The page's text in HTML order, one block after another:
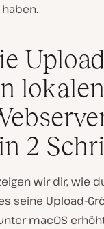
lokalen
2
wir dir, wie
seine Upload-
macOS